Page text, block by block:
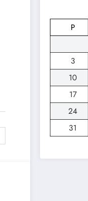
P
3
10
17
24
31